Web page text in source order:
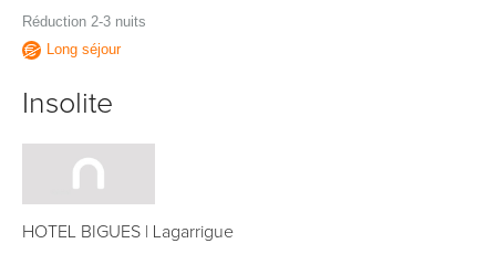
Réduction 2-3 nuits
Long séjour
Insolite
HOTEL BIGUES Lagarrigue